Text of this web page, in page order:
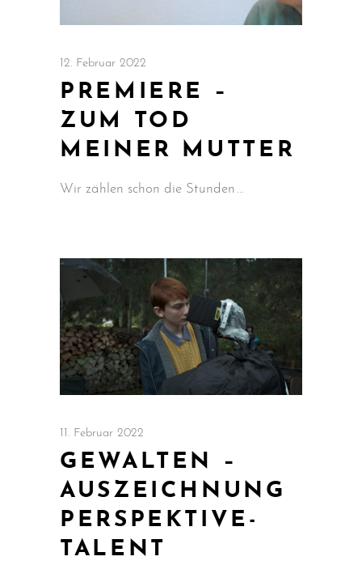
12. Februar 2022
PREMIERE –
ZUM TOD
MEINER MUTTER
Wir zählen schon die Stunden
11. Februar 2022
GEWALTEN –
AUSZEICHNUNG
PERSPEKTIVE-
TALENT